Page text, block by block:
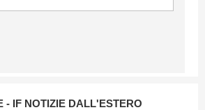
- IF NOTIZIE DALL'ESTERO